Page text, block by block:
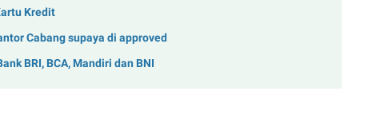
Kredit
Cabang supaya di approved
BRI, BCA, Mandiri dan BNI